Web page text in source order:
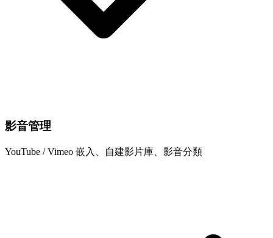
影音管理
YouTube / Vimeo 嵌入、自建影片庫、影音分類